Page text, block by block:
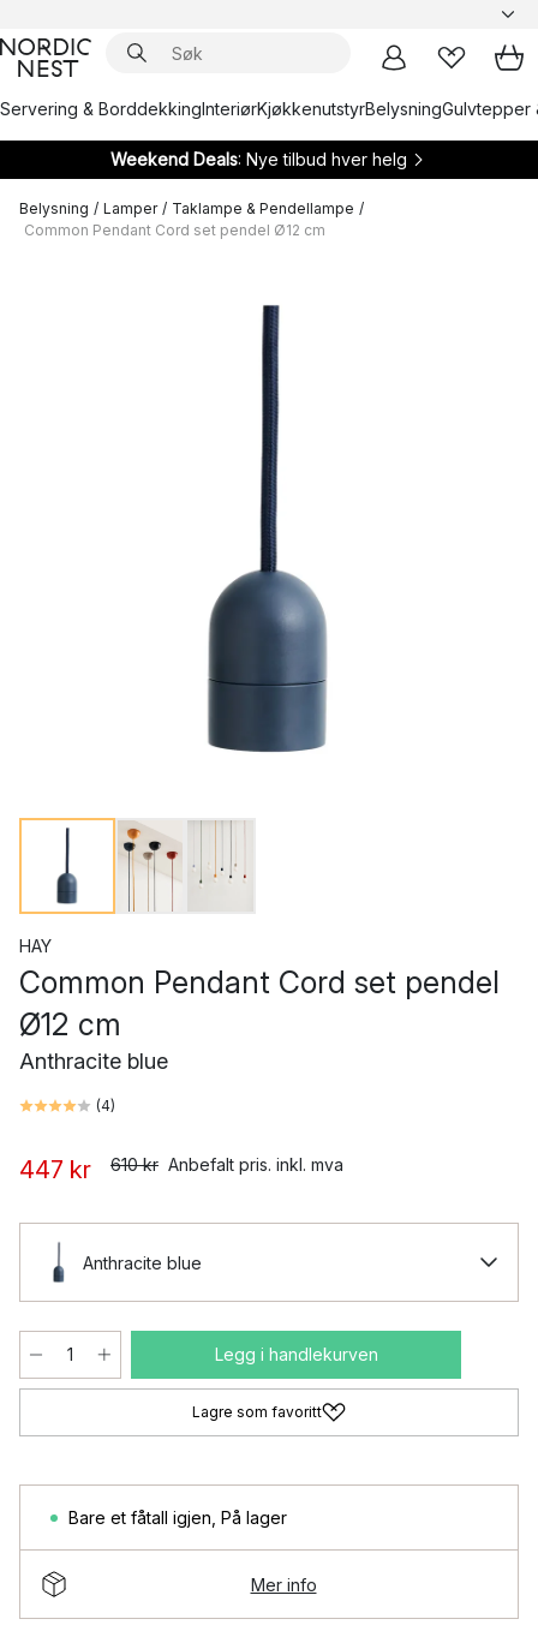
Servering & BorddekkingInteriørKjøkkenutstyrBelysningGulvtepper
Weekend Deals: Nye tilbud hver helg
Belysning / Lamper / Taklampe & Pendellampe /
Common Pendant Cord set pendel Ø12 cm
HAY
Common Pendant Cord set pendel
Ø12 cm
Anthracite blue
(4)
447 kr 610 kr Anbefalt pris. inkl. mva
Anthracite blue
Legg i handlekurven
Lagre som favoritt
Bare et fåtall igjen På lager
Mer info